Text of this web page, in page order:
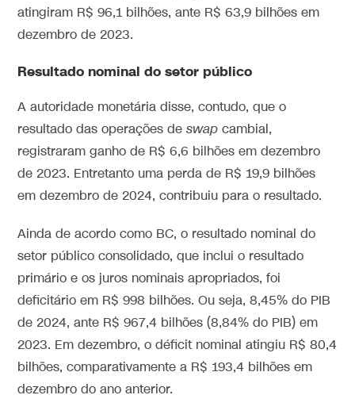
atingiram R$ 96,1 bilhões, ante R$ 63,9 bilhões em
dezembro de 2023.
Resultado nominal do setor público
A autoridade monetária disse, contudo, que o
resultado das operações deswap cambial,
registraram ganho de R$ 6,6 bilhões em dezembro
de 2023. Entretanto uma perda de R$ 19,9 bilhões
em dezembro de 2024, contribuiu para o resultado.
Ainda de acordo como BC, o resultado nominal do
setor público consolidado, que inclui o resultado
primário e os juros nominais apropriados, foi
deficitário em R$ 998 bilhões. Ou seja, 8,45% do PIB
de 2024, ante R$ 967,4 bilhões (8,84% do PIB) em
2023. Em dezembro, o déficit nominal atingiu R$ 80,4
bilhões, comparativamente a R$ 193,4 bilhões em
dezembro do ano anterior.